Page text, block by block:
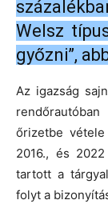
Welsz
győzni”,
Az igazság
őrizetbe
2016., és
tartott a
folyt a